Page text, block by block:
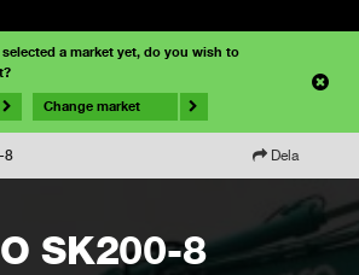
a market yet, do you wish to
Change market
8 Dela
SK200-8